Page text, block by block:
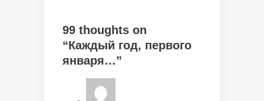
99 thoughts on
“Каждый год, первого
января…”